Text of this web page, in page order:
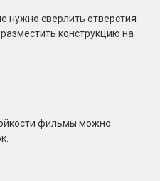
нужно сверлить отверстия
конструкцию на
фильмы можно